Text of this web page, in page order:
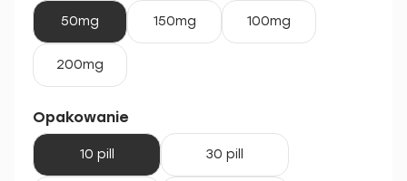
50mg 150mg 100mg
200mg
Opakowanie
10 pill 30 pill